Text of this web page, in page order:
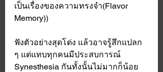
เป็นเรื่องของความทรงจำ(Flavor
Memory))
ฟังตัวอย่างสุดโต่ง แล้วอาจรู้สึกแปลก
ๆ แต่แทบทุกคนมีประสบการณ์
Synesthesia กันทั้งนั้นไม่มากก็น้อย